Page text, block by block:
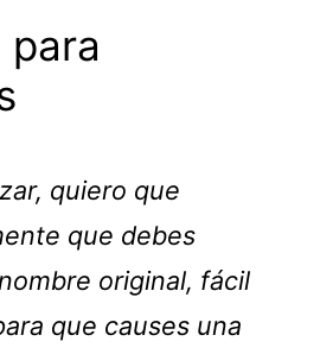
para
quiero que
que debes
original, fácil
que causes una